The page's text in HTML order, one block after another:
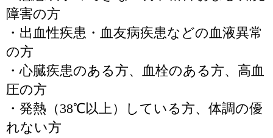
障害の方
・出血性疾患・血友病疾患などの血液異常
の方
・心臓疾患のある方、血栓のある方、高血
圧の方
・発熱（38℃以上）している方、体調の優
れない方